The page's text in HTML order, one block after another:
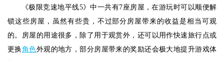
《极限竞速地平线5》中一共有7座房屋，在游玩时可以顺便解
锁这些房屋，虽然有些贵，不过部分房屋带来的收益是相当可观
的。房屋的用途很多，除了用于观赏外，还可以用作快速旅行点或
更换角色外观的地方，部分房屋带来的奖励还会极大地提升游戏体